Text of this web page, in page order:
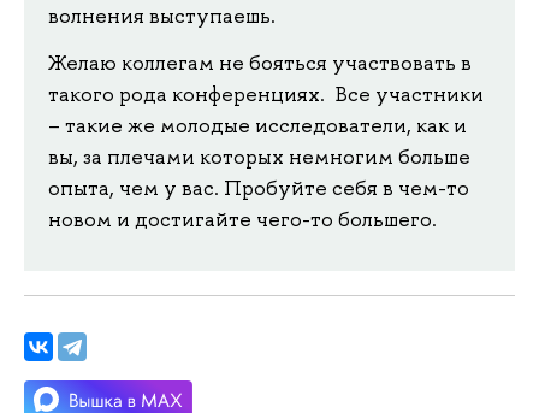
волнения выступаешь.
Желаю коллегам не бояться участвовать в
такого рода конференциях. Все участники
– такие же молодые исследователи, как и
вы, за плечами которых немногим больше
опыта, чем у вас. Пробуйте себя в чем-то
новом и достигайте чего-то большего.